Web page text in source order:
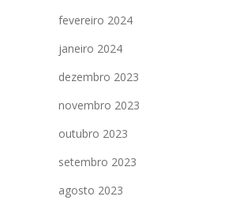
fevereiro 2024
janeiro 2024
dezembro 2023
novembro 2023
outubro 2023
setembro 2023
agosto 2023